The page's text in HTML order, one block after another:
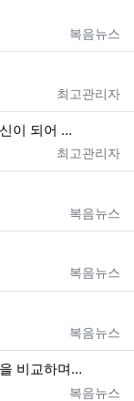
등록자
복음뉴스
등록자
최고관리자
이 되어 …
등록자
최고관리자
등록자
복음뉴스
등록자
복음뉴스
등록자
복음뉴스
비교하며…
등록자
복음뉴스